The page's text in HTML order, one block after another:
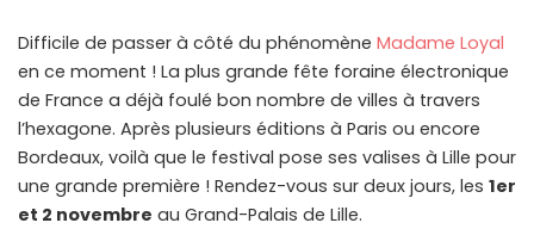
Difficile de passer à côté du phénomène Madame Loyal
en ce moment ! La plus grande fête foraine électronique
de France a déjà foulé bon nombre de villes à travers
l’hexagone. Après plusieurs éditions à Paris ou encore
Bordeaux, voilà que le festival pose ses valises à Lille pour
une grande première ! Rendez-vous sur deux jours, les 1er
et 2 novembre au Grand-Palais de Lille.